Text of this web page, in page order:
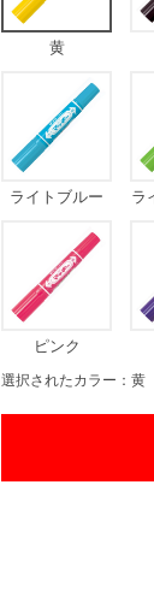
黄
ライトブルー ラ
ピンク
選択されたカラー：黄